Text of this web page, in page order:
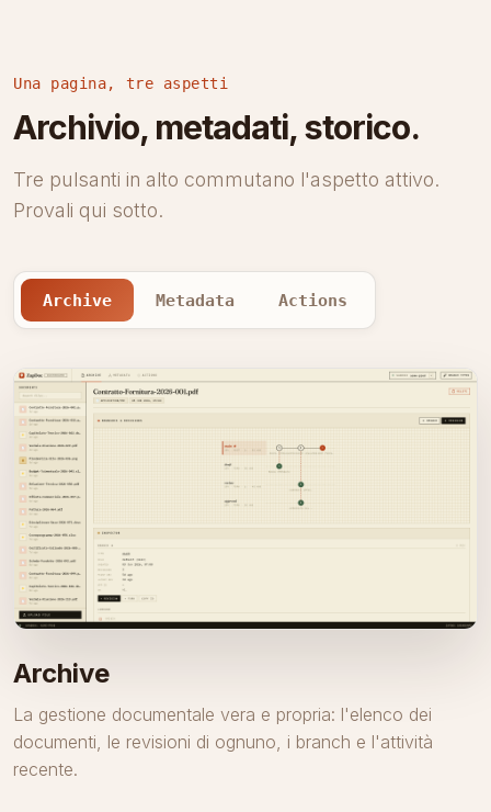
Una pagina, tre aspetti
Archivio, metadati, storico.
Tre pulsanti in alto commutano l'aspetto attivo.
Provali qui sotto.
Archive Metadata Actions
Archive
La gestione documentale vera e propria: l'elenco dei
documenti, le revisioni di ognuno, i branch e l'attività
recente.